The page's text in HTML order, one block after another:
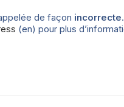
de façon incorrecte
(en) pour plus